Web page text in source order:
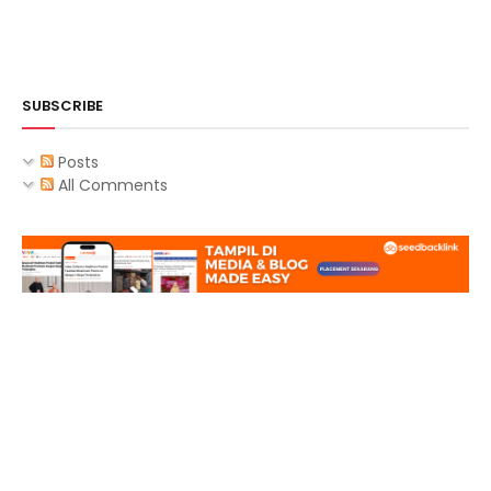
SUBSCRIBE
Posts
All Comments